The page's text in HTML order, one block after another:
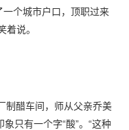
个城市户口，顶职过来
着说。
制醋车间，师从父亲乔美
只有一个字“酸”。“这种